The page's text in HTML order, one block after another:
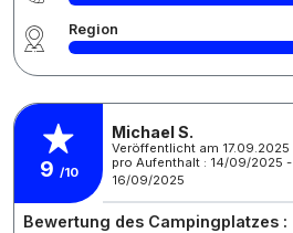
Region
9 /10
Michael S.
Veröffentlicht am 17.09.2025
pro Aufenthalt : 14/09/2025 -
16/09/2025
Bewertung des Campingplatzes :